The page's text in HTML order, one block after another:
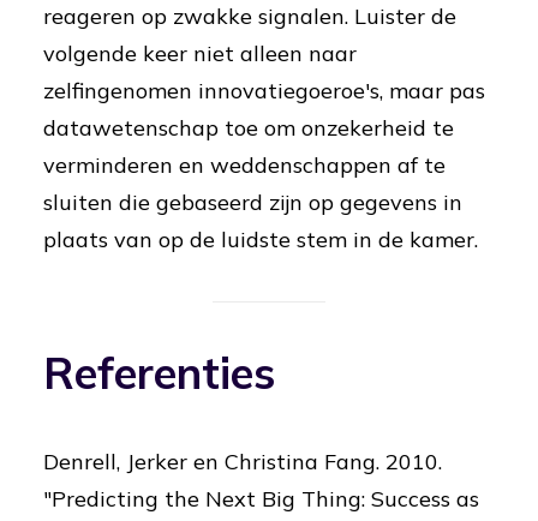
reageren op zwakke signalen. Luister de
volgende keer niet alleen naar
zelfingenomen innovatiegoeroe's, maar pas
datawetenschap toe om onzekerheid te
verminderen en weddenschappen af te
sluiten die gebaseerd zijn op gegevens in
plaats van op de luidste stem in de kamer.
Referenties
Denrell, Jerker en Christina Fang. 2010.
"Predicting the Next Big Thing: Success as